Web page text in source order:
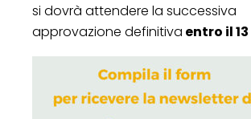
si dovrà attendere la successiva
approvazione definitiva entro il